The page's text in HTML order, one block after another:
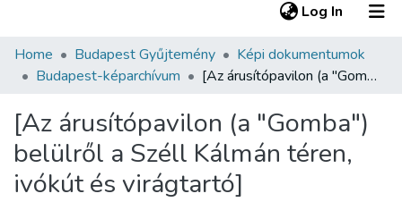
Log In (current)
Communities & Collections
Statistics
About us
Home Budapest Gyűjtemény
Képi dokumentumok
Budapest-képarchívum
[Az árusítópavilon (a "Gomba") belülről a Széll Kálmán téren, ivókút és virágtartó]
[Az árusítópavilon (a "Gomba")
belülről a Széll Kálmán téren,
ivókút és virágtartó]